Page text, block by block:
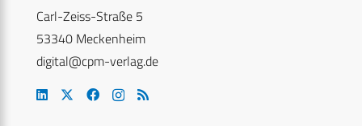
Carl-Zeiss-Straße 5
53340 Meckenheim
digital@cpm-verlag.de